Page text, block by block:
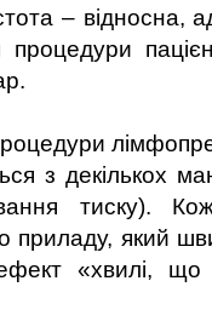
– відносна,
процедури
з декількох
тиску).
приладу, який
«хвилі, що